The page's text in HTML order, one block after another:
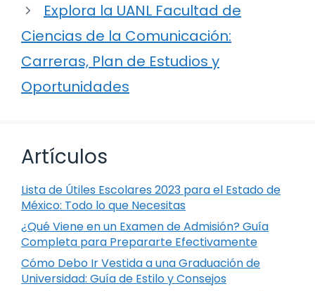
Explora la UANL Facultad de
Ciencias de la Comunicación:
Carreras, Plan de Estudios y
Oportunidades
Artículos
Lista de Útiles Escolares 2023 para el Estado de
México: Todo lo que Necesitas
¿Qué Viene en un Examen de Admisión? Guía
Completa para Prepararte Efectivamente
Cómo Debo Ir Vestida a una Graduación de
Universidad: Guía de Estilo y Consejos